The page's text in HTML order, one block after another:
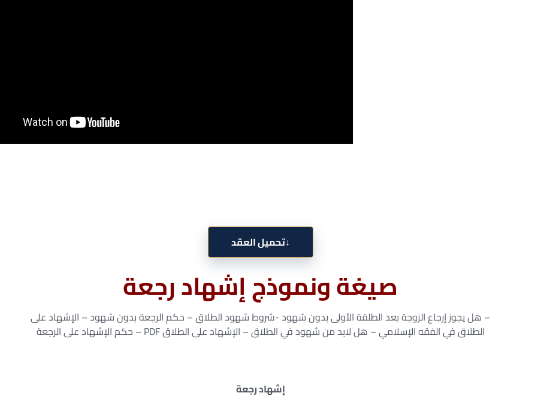
↓تحميل العقد
صيغة ونموذج إشهاد رجعة
– هل يجوز إرجاع الزوجة بعد الطلقة الأولى بدون شهود -شروط شهود الطلاق – حكم الرجعة بدون شهود – الإشهاد على
الطلاق في الفقه الإسلامي – هل لابد من شهود في الطلاق – الإشهاد على الطلاق PDF – حكم الإشهاد على الرجعة
إشهاد رجعة